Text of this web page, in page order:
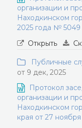
организации и
Находкинском
2025 года № 5049
Открыть
Публичные
от 9 дек, 2025
Протокол
организации и
Находкинском
края от 27